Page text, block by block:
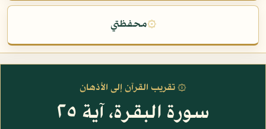
۞محفظتي
۞ تقريب القرآن إلى الأذهان
سورة البقرة، آية ٢٥